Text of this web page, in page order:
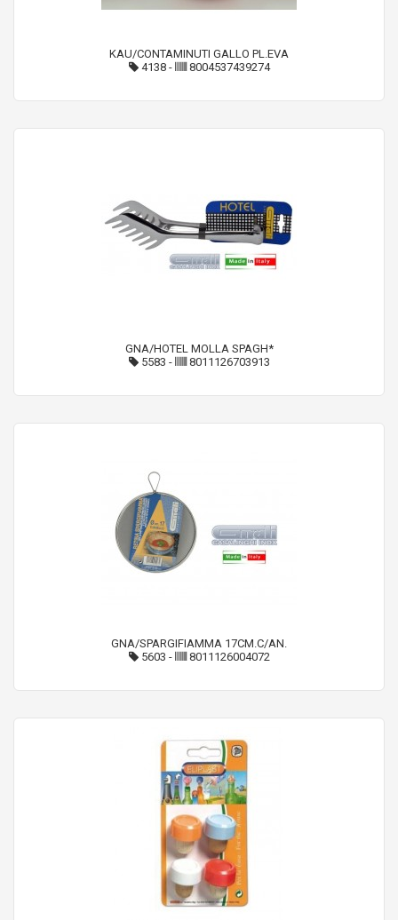
KAU/CONTAMINUTI GALLO PL.EVA
4138- 8004537439274
GNA/HOTEL MOLLA SPAGH*
5583 - 8011126703913
GNA/SPARGIFIAMMA 17CM.C/AN.
5603 - 8011126004072